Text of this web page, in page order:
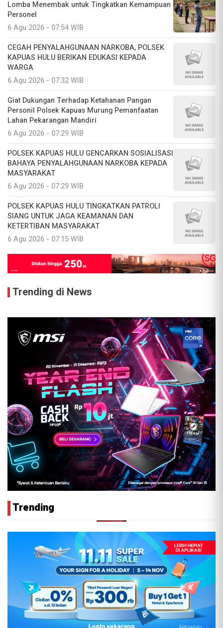
Lomba Menembak untuk Tingkatkan Kemampuan
Personel
6 Agu 2026 - 07:54 WIB
CEGAH PENYALAHGUNAAN NARKOBA, POLSEK
KAPUAS HULU BERIKAN EDUKASI KEPADA
WARGA
6 Agu 2026 - 07:32 WIB
Giat Dukungan Terhadap Ketahanan Pangan
Personil Polsek Kapuas Murung Pemanfaatan
Lahan Pekarangan Mandiri
6 Agu 2026 - 07:29 WIB
POLSEK KAPUAS HULU GENCARKAN SOSIALISASI
BAHAYA PENYALAHGUNAAN NARKOBA KEPADA
MASYARAKAT
6 Agu 2026 - 07:29 WIB
POLSEK KAPUAS HULU TINGKATKAN PATROLI
SIANG UNTUK JAGA KEAMANAN DAN
KETERTIBAN MASYARAKAT
6 Agu 2026 - 07:15 WIB
Trending di News
Trending